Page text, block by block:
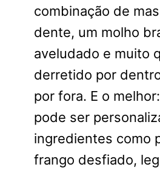
combinação de
dente, um molho
aveludado e muito
derretido por
por fora. E o
pode ser
ingredientes como
frango desfiado,